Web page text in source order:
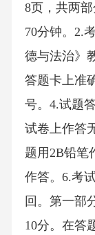
8页，共两
70分钟。2.
德与法治》
答题卡上准
号。4.试题
试卷上作答
题用2B铅笔
作答。6.考
回。第一部
10分。在答